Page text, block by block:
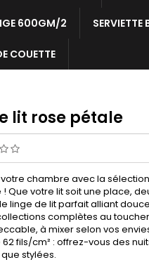
600GM/2 SERVIETTE
COUETTE
lit rose pétale
chambre avec la
Que votre lit soit une place,
linge de lit parfait alliant
complètes au
à mixer selon vos
fils/cm² : offrez-vous des
stylées.